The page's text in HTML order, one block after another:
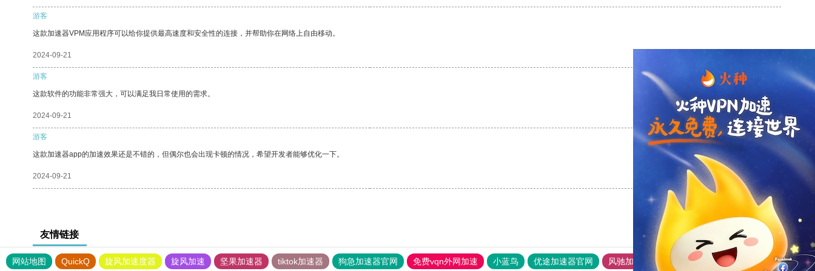
游客
这款加速器VPM应用程序可以给你提供最高速度和安全性的连接，并帮助你在网络上自由移动。
2024-09-21
游客
这款软件的功能非常强大，可以满足我日常使用的需求。
2024-09-21 支持 [0] 反对 [0]
游客
这款加速器app的加速效果还是不错的，但偶尔也会出现卡顿的情况，希望开发者能够优化一下。
2024-09-21 支持
友情链接
网站地图 QuickQ 旋风加速度器 旋风加速 坚果加速器 tiktok加速器 狗急加速器官网 免费vqn外网加速 小蓝鸟 优途加速器官网 风驰加速器 旋风加速器